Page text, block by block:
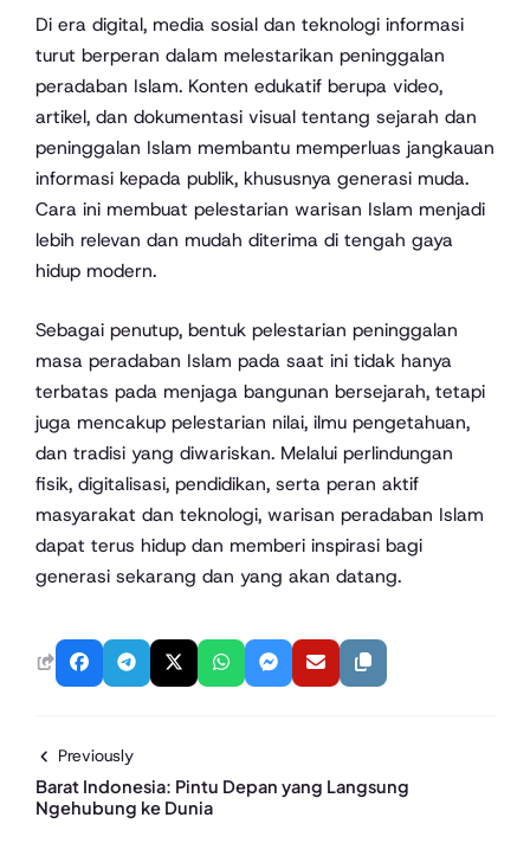
Di era digital, media sosial dan teknologi informasi
turut berperan dalam melestarikan peninggalan
peradaban Islam. Konten edukatif berupa video,
artikel, dan dokumentasi visual tentang sejarah dan
peninggalan Islam membantu memperluas jangkauan
informasi kepada publik, khususnya generasi muda.
Cara ini membuat pelestarian warisan Islam menjadi
lebih relevan dan mudah diterima di tengah gaya
hidup modern.
Sebagai penutup, bentuk pelestarian peninggalan
masa peradaban Islam pada saat ini tidak hanya
terbatas pada menjaga bangunan bersejarah, tetapi
juga mencakup pelestarian nilai, ilmu pengetahuan,
dan tradisi yang diwariskan. Melalui perlindungan
fisik, digitalisasi, pendidikan, serta peran aktif
masyarakat dan teknologi, warisan peradaban Islam
dapat terus hidup dan memberi inspirasi bagi
generasi sekarang dan yang akan datang.
Previously
Barat Indonesia: Pintu Depan yang Langsung
Ngehubung ke Dunia